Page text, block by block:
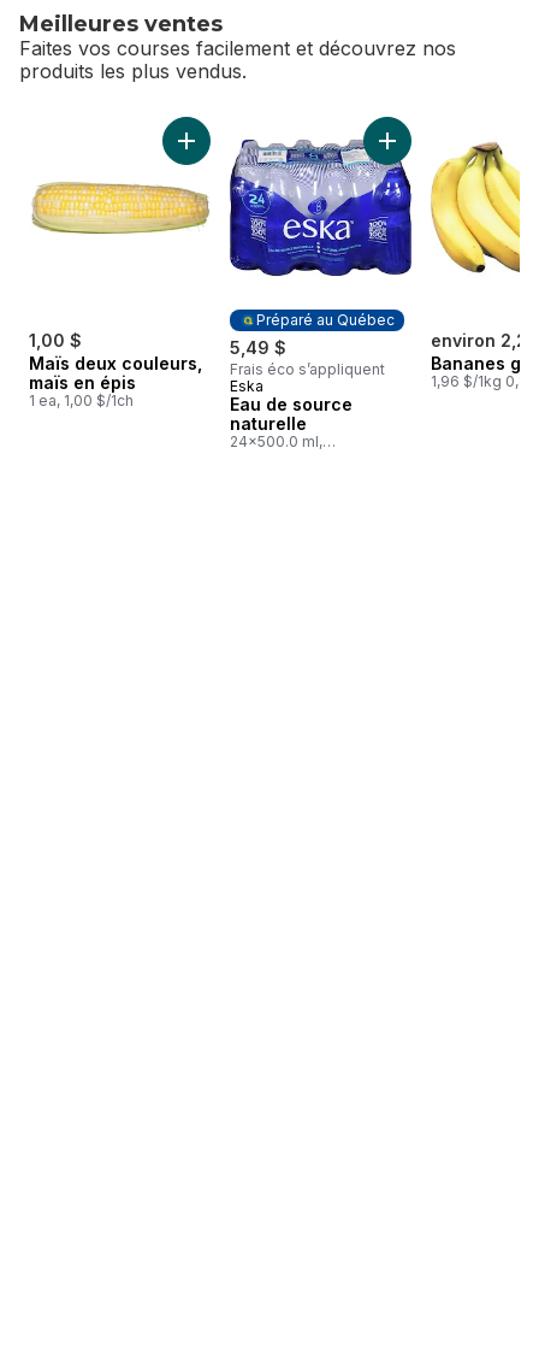
Meilleures ventes
Faites vos courses facilement et découvrez nos
produits les plus vendus.
sauter Meilleures ventes
1,00 $
Maïs deux couleurs,
maïs en épis
1 ea, 1,00 $/1ch
Ajouter Maïs deux couleurs, maïs en épis
Préparé au Québec
5,49 $
Frais éco s’appliquent
Préparé au Québec
Eska
Eau de source
naturelle
24x500.0 ml,
Ajouter Eau de
environ
Bananes
1,96 $/1kg